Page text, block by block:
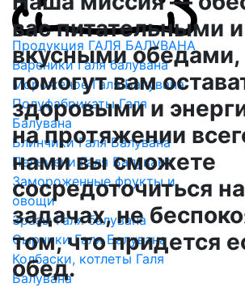
Продукция ГАЛЯ БАЛУВАНА
Вареники Галя балувана
Мороженое Галя Балувана
Полуфабрикаты Галя
Балувана
Блинчики Галя Балувана
Пельмени Галя Балувана
Замороженные фрукты и
овощи
Зразы Галя балувана
Сырники Галя Балувана
Колбаски, котлеты Галя
Балувана
вас питательными и
вкусными обедами,
помогут вам
здоровыми и
на протяжении
нами вы сможете
сосредоточиться
задачах, не
том, что придется
обед.